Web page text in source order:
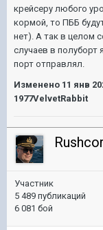
крейсеру любого
кормой, то ПББ
нет). А так в целом
случаев в полуборт
порт отправлял.
Изменено 11 янв
1977VelvetRabbit
Участник
5 489 публикаций
6 081 бой